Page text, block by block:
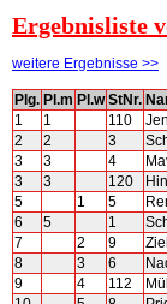
Ergebnisliste
weitere Ergebnisse >>
Plg. Pl.m Pl.w StNr.
1
1 110
2
2 3
3
3 4
3
3 120
5
1 5
6
5 1
7
2 9
8
3 6
9
4 112